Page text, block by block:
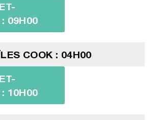
09H00
COOK : 04H00
10H00